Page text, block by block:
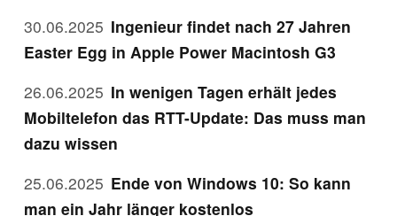
30.06.2025 Ingenieur findet nach 27 Jahren
Easter Egg in Apple Power Macintosh G3
26.06.2025 In wenigen Tagen erhält jedes
Mobiltelefon das RTT-Update: Das muss man
dazu wissen
25.06.2025 Ende von Windows 10: So kann
man ein Jahr länger kostenlos